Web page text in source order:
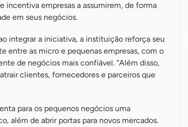
incentiva empresas a assumirem, de forma
em seus negócios.
integrar a iniciativa, a instituição reforça seu
entre as micro e pequenas empresas, com o
de negócios mais confiável. “Além disso,
clientes, fornecedores e parceiros que
para os pequenos negócios uma
além de abrir portas para novos mercados.